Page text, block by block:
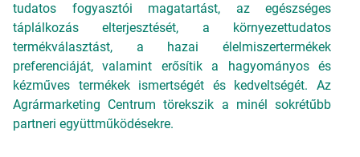
tudatos fogyasztói magatartást, az egészséges
táplálkozás elterjesztését, a környezettudatos
termékválasztást, a hazai élelmiszertermékek
preferenciáját, valamint erősítik a hagyományos és
kézműves termékek ismertségét és kedveltségét. Az
Agrármarketing Centrum törekszik a minél sokrétűbb
partneri együttműködésekre.